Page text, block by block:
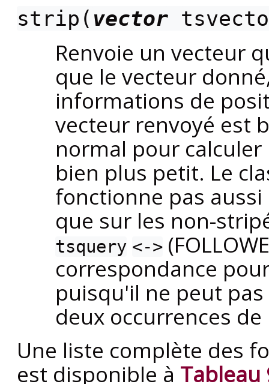
strip( vector
Renvoie un vecteur
que le vecteur
informations de
vecteur renvoyé est
normal pour
bien plus petit. Le
fonctionne pas
que sur les non-
tsquery <->
correspondance
puisqu'il ne peut
deux occurrences
Une liste complète des
est disponible à Tableau